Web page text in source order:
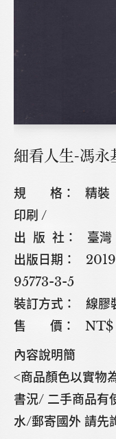
細看人生-馮永
規 格： 精裝 /
印刷 /
出 版 社： 臺灣
出版日期：
95773-3-5
裝訂方式： 線膠
售 價： NT$
內容說明簡
<商品顏色以實
書況/ 二手商品有
水/郵寄國外 請先